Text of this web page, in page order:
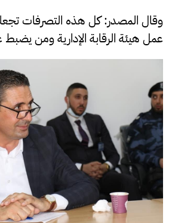
وقال المصدر: كل هذه التصرفات
عمل هيئة الرقابة الإدارية ومن